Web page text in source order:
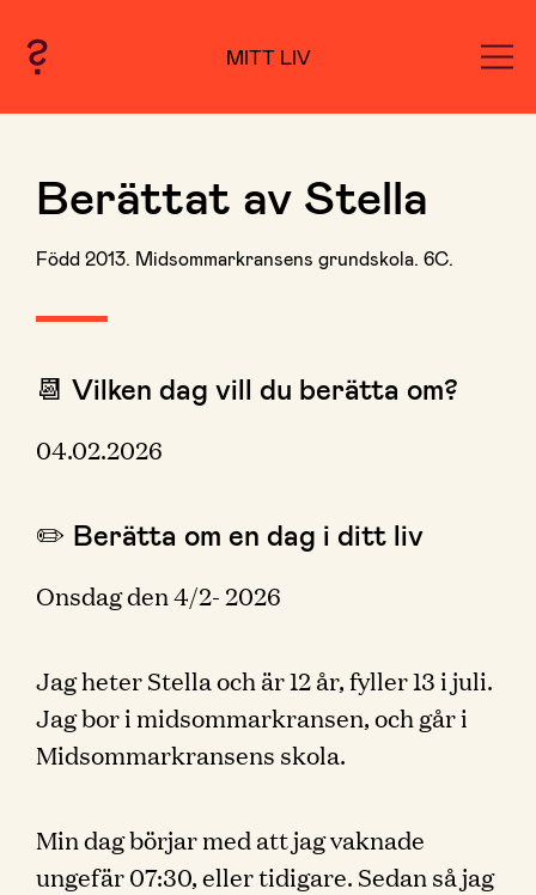
MITT LIV
Berättat av Stella
Född 2013. Midsommarkransens grundskola. 6C.
📆 Vilken dag vill du berätta om?
04.02.2026
✏️ Berätta om en dag i ditt liv
Onsdag den 4/2- 2026
Jag heter Stella och är 12 år, fyller 13 i juli.
Jag bor i midsommarkransen, och går i
Midsommarkransens skola.
Min dag börjar med att jag vaknade
ungefär 07:30, eller tidigare. Sedan så jag